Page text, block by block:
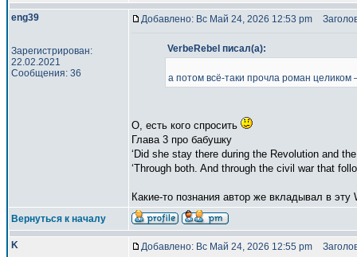
eng39
Зарегистрирован:
22.02.2021
Сообщения: 36
Добавлено: Вс Май 24, 2026 12:53 pm
VerbeRebel писал(а):
а потом всё-таки прочла роман целиком
О, есть кого спросить
Глава 3 про бабушку
‘Did she stay there during the Revolution and
‘Through both. And through the civil war that
Какие-то познания автор же вкладывал в эту
Вернуться к началу
K Добавлено: Вс Май 24, 2026 12:55 pm